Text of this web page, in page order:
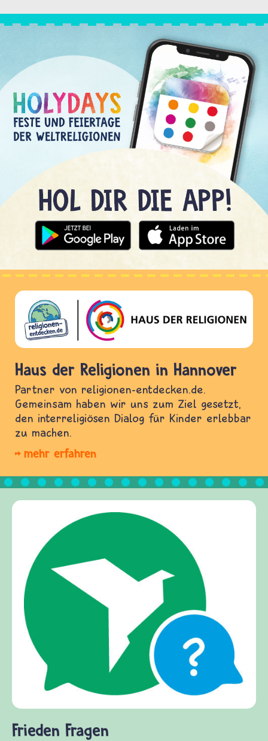
Haus der Religionen in Hannover
Partner von religionen-entdecken.de.
Gemeinsam haben wir uns zum Ziel gesetzt,
den interreligiösen Dialog für Kinder erlebbar
zu machen.
mehr erfahren
Frieden Fragen